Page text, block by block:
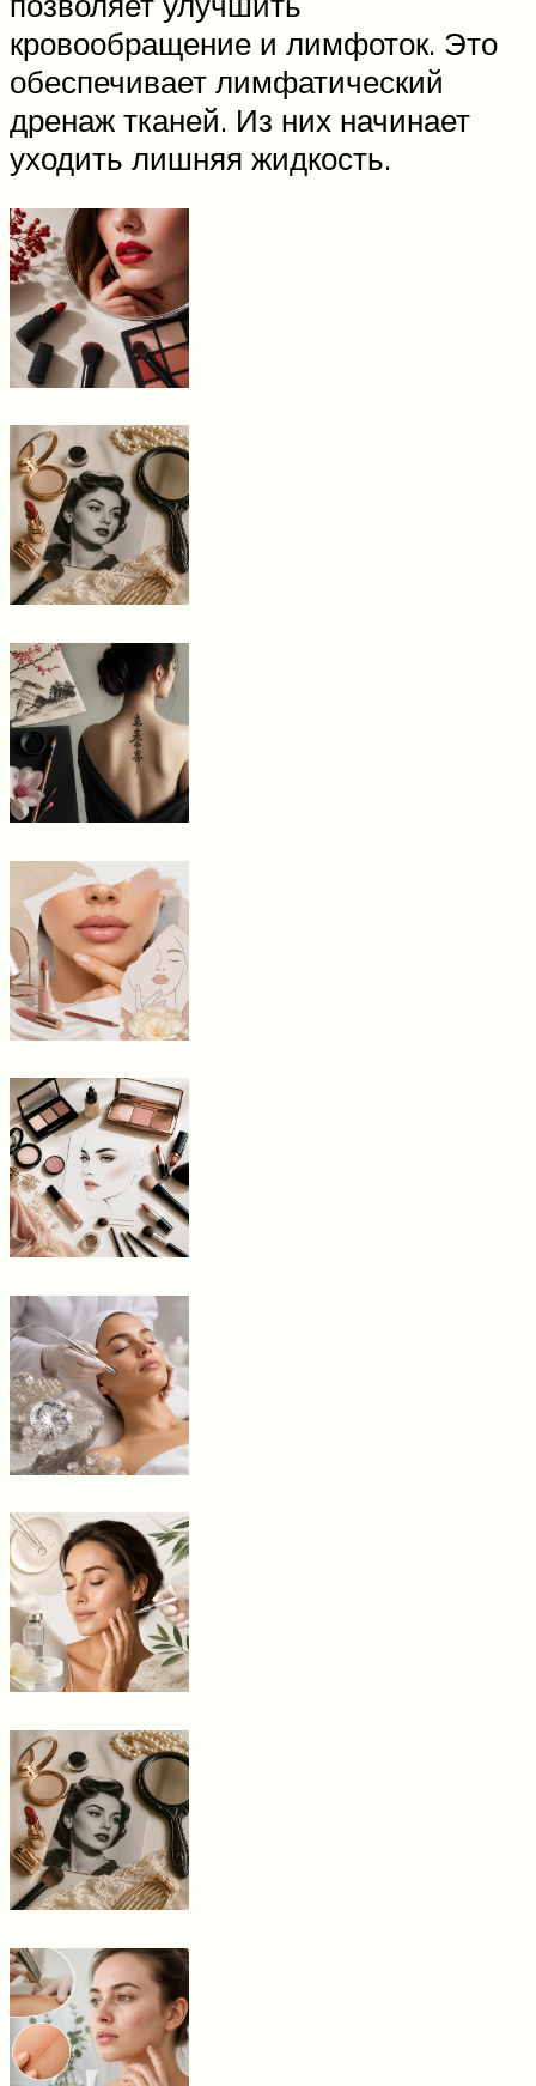
кровообращение и лимфоток. Это
обеспечивает лимфатический
дренаж тканей. Из них начинает
уходить лишняя жидкость.